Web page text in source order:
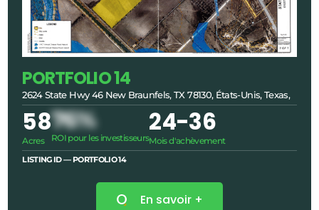
PORTFOLIO 14
2624 State Hwy 46 New Braunfels, TX 78130, États-Unis, Texas,
58
Acres
76%
ROI pour les investisseurs
24-36
Mois d'achèvement
LISTING ID — PORTFOLIO14
En savoir +